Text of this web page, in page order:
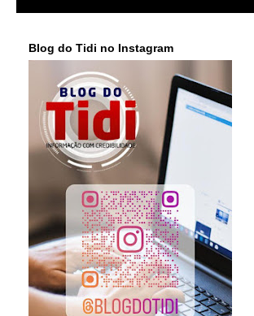
Blog do Tidi no Instagram